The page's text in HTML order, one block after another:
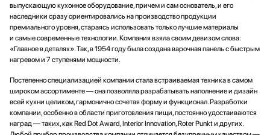
выпускающую кухонное оборудование, причем и сам основатель, и его
наследники сразу ориентировались на производство продукции
премиального уровня, стараясь использовать только лучшие материалы
и самые современные технологии. Компания взяла своим девизом слова:
«Главное в деталях». Так, в 1954 году была создана варочная панель с быстрым
нагревом и 7 ступенями мощности.
Постепенно специализацией компании стала встраиваемая техника в самом
широком ассортименте — она позволяла разрабатывать наполнение и дизайн
всей кухни целиком, гармонично сочетая форму и функционал. Разработки
компании, особенно в области приготовления пищи, постоянно удостаиваются
наград — таких, как Red Dot Award, Interior Innovation, Roter Punkt и других.